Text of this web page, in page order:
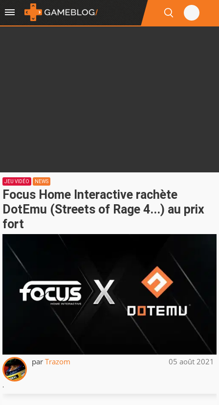
JEU VIDÉO NEWS
Focus Home Interactive rachète
DotEmu (Streets of Rage 4...) au prix
fort
par Trazom 05 août 2021
.